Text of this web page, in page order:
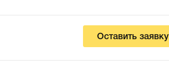
Оставить заявку